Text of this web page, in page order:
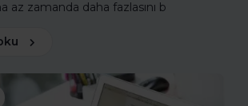
az zamanda daha fazlasını b